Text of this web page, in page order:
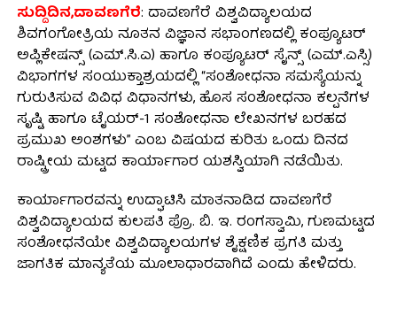
ಸುದ್ದಿದಿನ,ದಾವಣಗೆರೆ: ದಾವಣಗೆರೆ ವಿಶ್ವವಿದ್ಯಾಲಯದ
ಶಿವಗಂಗೋತ್ರಿಯ ನೂತನ ವಿಜ್ಞಾನ ಸಭಾಂಗಣದಲ್ಲಿ ಕಂಪ್ಯೂಟರ್
ಅಪ್ಲಿಕೇಷನ್ಸ್ (ಎಮ್.ಸಿ.ಎ) ಹಾಗೂ ಕಂಪ್ಯೂಟರ್ ಸೈನ್ಸ್ (ಎಮ್.ಎಸ್ಸಿ)
ವಿಭಾಗಗಳ ಸಂಯುಕ್ತಾಶ್ರಯದಲ್ಲಿ “ಸಂಶೋಧನಾ ಸಮಸ್ಯೆಯನ್ನು
ಗುರುತಿಸುವ ವಿವಿಧ ವಿಧಾನಗಳು, ಹೊಸ ಸಂಶೋಧನಾ ಕಲ್ಪನೆಗಳ
ಸೃಷ್ಟಿ ಹಾಗೂ ಟೈಯರ್-1 ಸಂಶೋಧನಾ ಲೇಖನಗಳ ಬರಹದ
ಪ್ರಮುಖ ಅಂಶಗಳು” ಎಂಬ ವಿಷಯದ ಕುರಿತು ಒಂದು ದಿನದ
ರಾಷ್ಟ್ರೀಯ ಮಟ್ಟದ ಕಾರ್ಯಾಗಾರ ಯಶಸ್ವಿಯಾಗಿ ನಡೆಯಿತು.
ಕಾರ್ಯಾಗಾರವನ್ನು ಉದ್ಘಾಟಿಸಿ ಮಾತನಾಡಿದ ದಾವಣಗೆರೆ
ವಿಶ್ವವಿದ್ಯಾಲಯದ ಕುಲಪತಿ ಪ್ರೊ. ಬಿ. ಇ. ರಂಗಸ್ವಾಮಿ, ಗುಣಮಟ್ಟದ
ಸಂಶೋಧನೆಯೇ ವಿಶ್ವವಿದ್ಯಾಲಯಗಳ ಶೈಕ್ಷಣಿಕ ಪ್ರಗತಿ ಮತ್ತು
ಜಾಗತಿಕ ಮಾನ್ಯತೆಯ ಮೂಲಾಧಾರವಾಗಿದೆ ಎಂದು ಹೇಳಿದರು.